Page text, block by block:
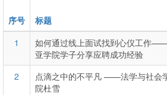
序号 标题
1
如何通过线上面试找到心仪工作
亚学院学子分享应聘成功经验
2
点滴之中的不平凡 ——法学与社会
院杜雪